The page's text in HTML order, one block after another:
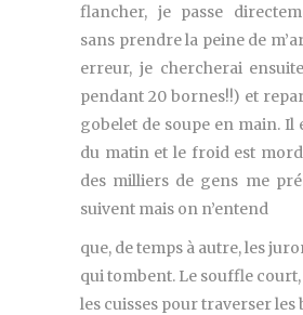
flancher, je passe
sans prendre la peine de
erreur, je chercherai
pendant 20 bornes!!) et
gobelet de soupe en main. Il
du matin et le froid est
des milliers de gens me
suivent mais on n’entend
que, de temps à autre, les
qui tombent. Le souffle
les cuisses pour traverser les